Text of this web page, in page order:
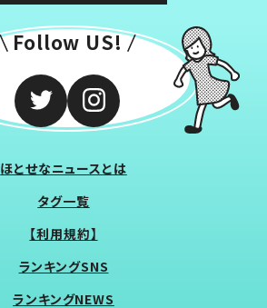
Follow US!
ほとせなニュースとは
タグ一覧
【利用規約】
ランキングSNS
ランキングNEWS